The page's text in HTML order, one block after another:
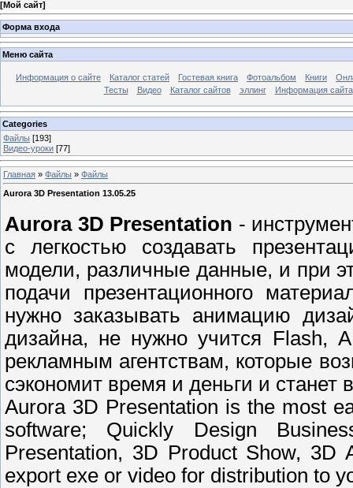
[Мой сайт]
Форма входа
Меню сайта
Информация о сайте Каталог статей Гостевая книга Фотоальбом Книги
Тесты
Видео Каталог сайтов эллинг Информация сайта
Categories
Файлы [193]
Видео-уроки [77]
Главная » Файлы » Файлы
Aurora 3D Presentation 13.05.25
Aurora 3D Presentation -
с легкостью создавать
модели, различные данные, и при
подачи презентационного
нужно заказывать анимацию
дизайна, не нужно учится Flash,
рекламным агентствам, которые
сэкономит время и деньги и
Aurora 3D Presentation is the most
software; Quickly Design
Presentation, 3D Product Show, 3D
export exe or video for distribution to